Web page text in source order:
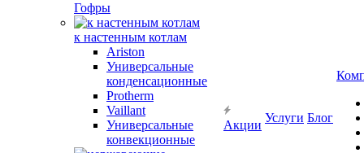
Гофры
к настенным котлам
Ariston
Универсальные
конденсационные
Protherm
Vaillant
Универсальные
конвекционные
Акции
Услуги Блог